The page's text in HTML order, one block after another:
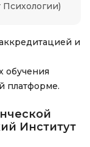
Психологии)
и
обучения
платформе.
Институт